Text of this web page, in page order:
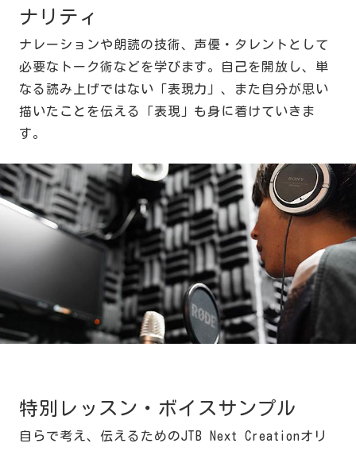
ナリティ
ナレーションや朗読の技術、声優・タレントとして
必要なトーク術などを学びます。自己を開放し、単
なる読み上げではない「表現力」、また自分が思い
描いたことを伝える「表現」も身に着けていきま
す。
特別レッスン・ボイスサンプル
自らで考え、伝えるためのJTB Next Creationオリ